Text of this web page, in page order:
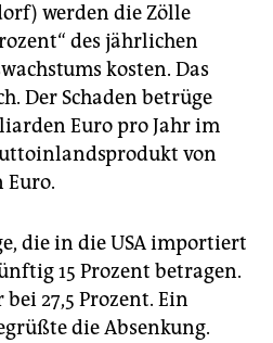
werden die Zölle
des jährlichen
kosten. Das
Der Schaden betrüge
Euro pro Jahr im
von
die in die USA importiert
15 Prozent betragen.
27,5 Prozent. Ein
die Absenkung.